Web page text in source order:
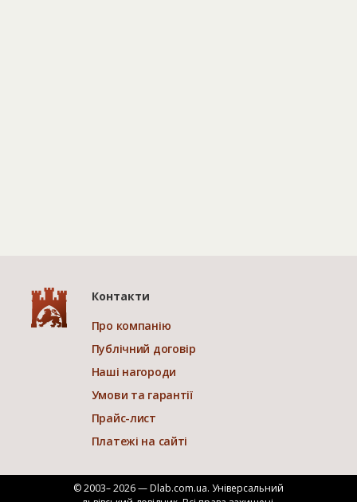
Контакти
Про компанію
Публічний договір
Наші нагороди
Умови та гарантії
Прайс-лист
Платежі на сайті
© 2003– 2026 — Dlab.com.ua. Універсальний